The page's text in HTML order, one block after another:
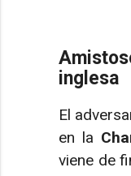
inglesa
El
en la
viene de